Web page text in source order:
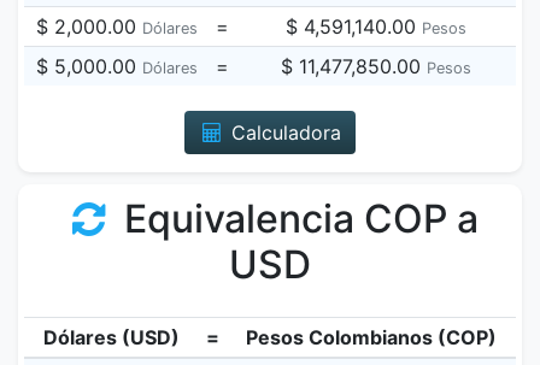
$ 2,000.00 Dólares = $ 4,591,140.00 Pesos
$ 5,000.00 Dólares = $ 11,477,850.00 Pesos
Calculadora
Equivalencia COP a
USD
Dólares (USD) =
Pesos Colombianos (COP)